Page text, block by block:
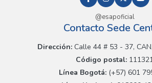
@esapoficial
Contacto Sede
Dirección:Calle 44 # 53 - 37,
Código postal:
Línea Bogotá:(+57) 601